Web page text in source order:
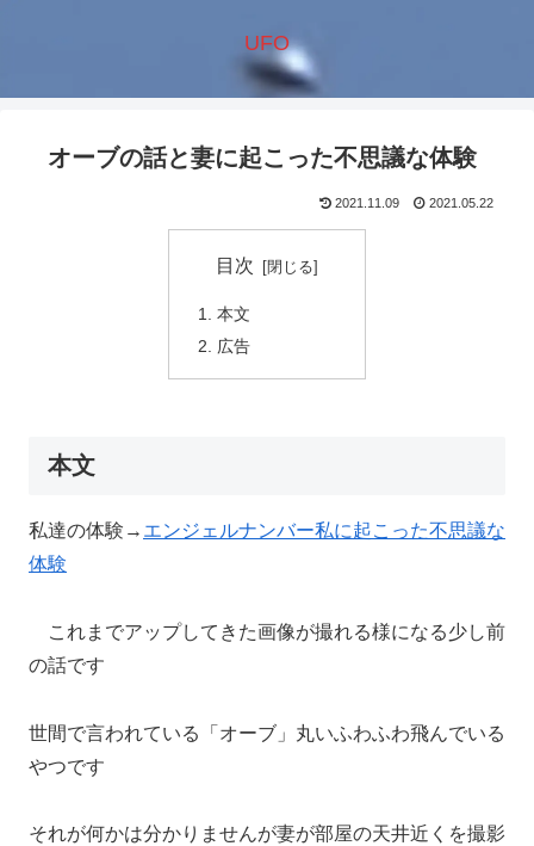
UFO
オーブの話と妻に起こった不思議な体験
2021.11.09 2021.05.22
目次
本文
広告
本文
私達の体験→ エンジェルナンバー私に起こった不思議な
体験
これまでアップしてきた画像が撮れる様になる少し前
の話です
世間で言われている「オーブ」丸いふわふわ飛んでいる
やつです
それが何かは分かりませんが妻が部屋の天井近くを撮影